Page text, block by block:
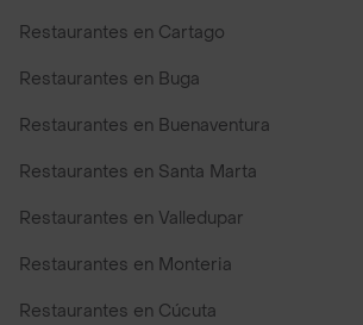
Restaurantes en Cartago
Restaurantes en Buga
Restaurantes en Buenaventura
Restaurantes en Santa Marta
Restaurantes en Valledupar
Restaurantes en Monteria
Restaurantes en Cúcuta